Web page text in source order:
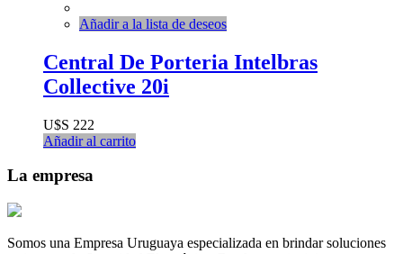
Añadir a la lista de deseos
Central De Porteria Intelbras
Collective 20i
U$S 222
Añadir al carrito
La empresa
Somos una Empresa Uruguaya especializada en brindar soluciones